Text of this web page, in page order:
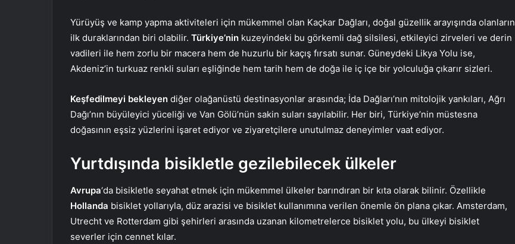
Yürüyüş ve kamp yapma aktiviteleri için mükemmel olan Kaçkar Dağları, doğal güzellik arayışında olanların
ilk duraklarından biri olabilir. Türkiye’nin kuzeyindeki bu görkemli dağ silsilesi, etkileyici zirveleri ve derin
vadileri ile hem zorlu bir macera hem de huzurlu bir kaçış fırsatı sunar. Güneydeki Likya Yolu ise,
Akdeniz’in turkuaz renkli suları eşliğinde hem tarih hem de doğa ile iç içe bir yolculuğa çıkarır sizleri.
Keşfedilmeyi bekleyen diğer olağanüstü destinasyonlar arasında; İda Dağları’nın mitolojik yankıları, Ağrı
Dağı’nın büyüleyici yüceliği ve Van Gölü’nün sakin suları sayılabilir. Her biri, Türkiye’nin müstesna
doğasının eşsiz yüzlerini işaret ediyor ve ziyaretçilere unutulmaz deneyimler vaat ediyor.
Yurtdışında bisikletle gezilebilecek ülkeler
Avrupa‘da bisikletle seyahat etmek için mükemmel ülkeler barındıran bir kıta olarak bilinir. Özellikle
Hollanda bisiklet yollarıyla, düz arazisi ve bisiklet kullanımına verilen önemle ön plana çıkar. Amsterdam,
Utrecht ve Rotterdam gibi şehirleri arasında uzanan kilometrelerce bisiklet yolu, bu ülkeyi bisiklet
severler için cennet kılar.